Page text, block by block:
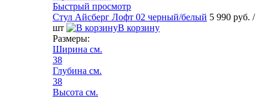
Быстрый просмотр
Стул Айсберг Лофт 02 черный/белый 5 990 руб. /
шт
В корзину
Размеры:
Ширина см.
38
Глубина см.
38
Высота см.